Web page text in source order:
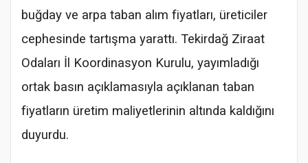
buğday ve arpa taban alım fiyatları, üreticiler
cephesinde tartışma yarattı. Tekirdağ Ziraat
Odaları İl Koordinasyon Kurulu, yayımladığı
ortak basın açıklamasıyla açıklanan taban
fiyatların üretim maliyetlerinin altında kaldığını
duyurdu.